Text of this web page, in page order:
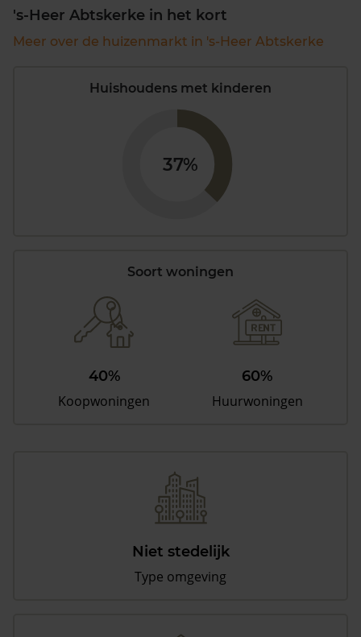
's-Heer Abtskerke in het kort
Meer over de huizenmarkt in 's-Heer Abtskerke
Huishoudens met kinderen
37%
Soort woningen
40%
Koopwoningen
60%
Huurwoningen
Niet stedelijk
Type omgeving